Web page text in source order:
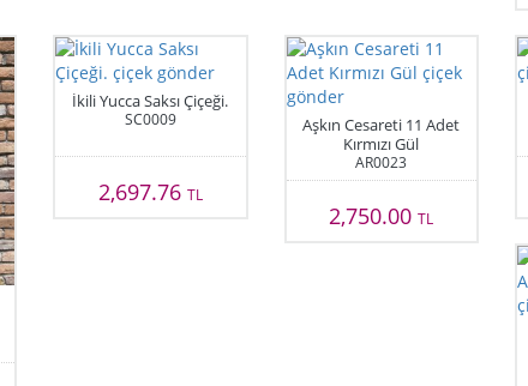
İkili Yucca Saksı Çiçeği.
SC0009
2,697.76 TL
Aşkın Cesareti 11 Adet
Kırmızı Gül
AR0023
2,750.00TL